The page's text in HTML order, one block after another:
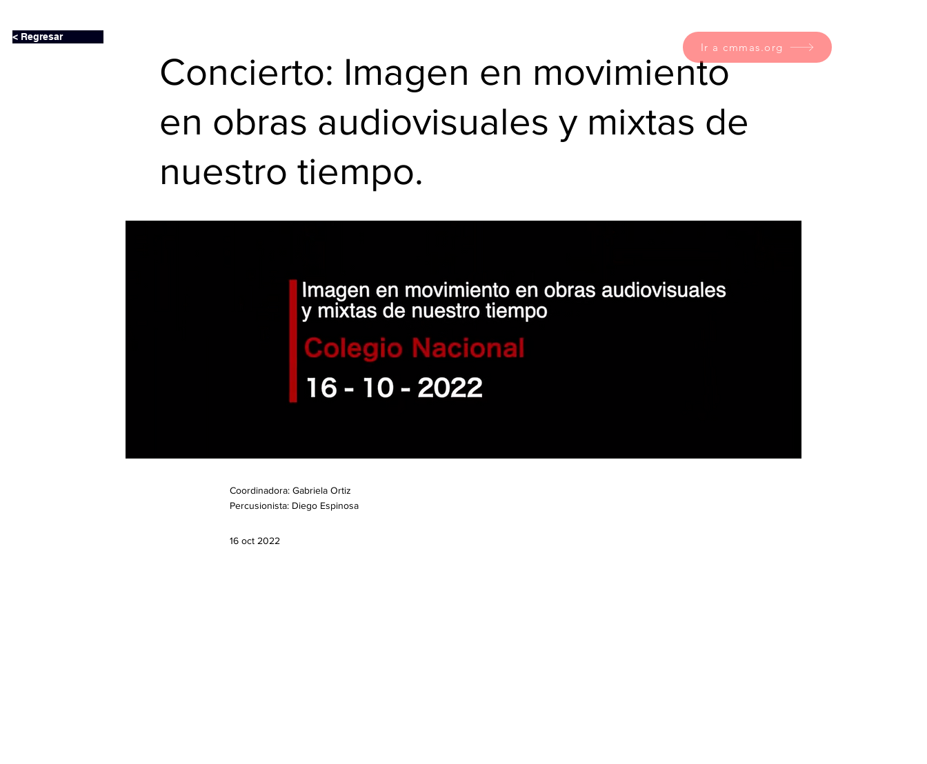
Ir a cmmas.org
< Regresar
Concierto: Imagen en movimiento
en obras audiovisuales y mixtas de
nuestro tiempo.
Coordinadora: Gabriela Ortiz
Percusionista: Diego Espinosa
16 oct 2022